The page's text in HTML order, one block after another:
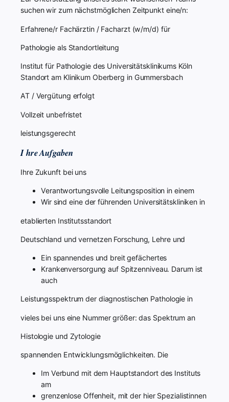
suchen wir zum nächstmöglichen Zeitpunkt eine/n:
Erfahrene/r Fachärztin / Facharzt (w/m/d) für
Pathologie als Standortleitung
Institut für Pathologie des Universitätsklinikums Köln
Standort am Klinikum Oberberg in Gummersbach
AT / Vergütung erfolgt
Vollzeit unbefristet
leistungsgerecht
I hre Aufgaben
Ihre Zukunft bei uns
Verantwortungsvolle Leitungsposition in einem
Wir sind eine der führenden Universitätskliniken in
etablierten Institutsstandort
Deutschland und vernetzen Forschung, Lehre und
Ein spannendes und breit gefächertes
Krankenversorgung auf Spitzenniveau. Darum ist
auch
Leistungsspektrum der diagnostischen Pathologie in
vieles bei uns eine Nummer größer: das Spektrum an
Histologie und Zytologie
spannenden Entwicklungsmöglichkeiten. Die
Im Verbund mit dem Hauptstandort des Instituts
am
grenzenlose Offenheit, mit der hier Spezialistinnen